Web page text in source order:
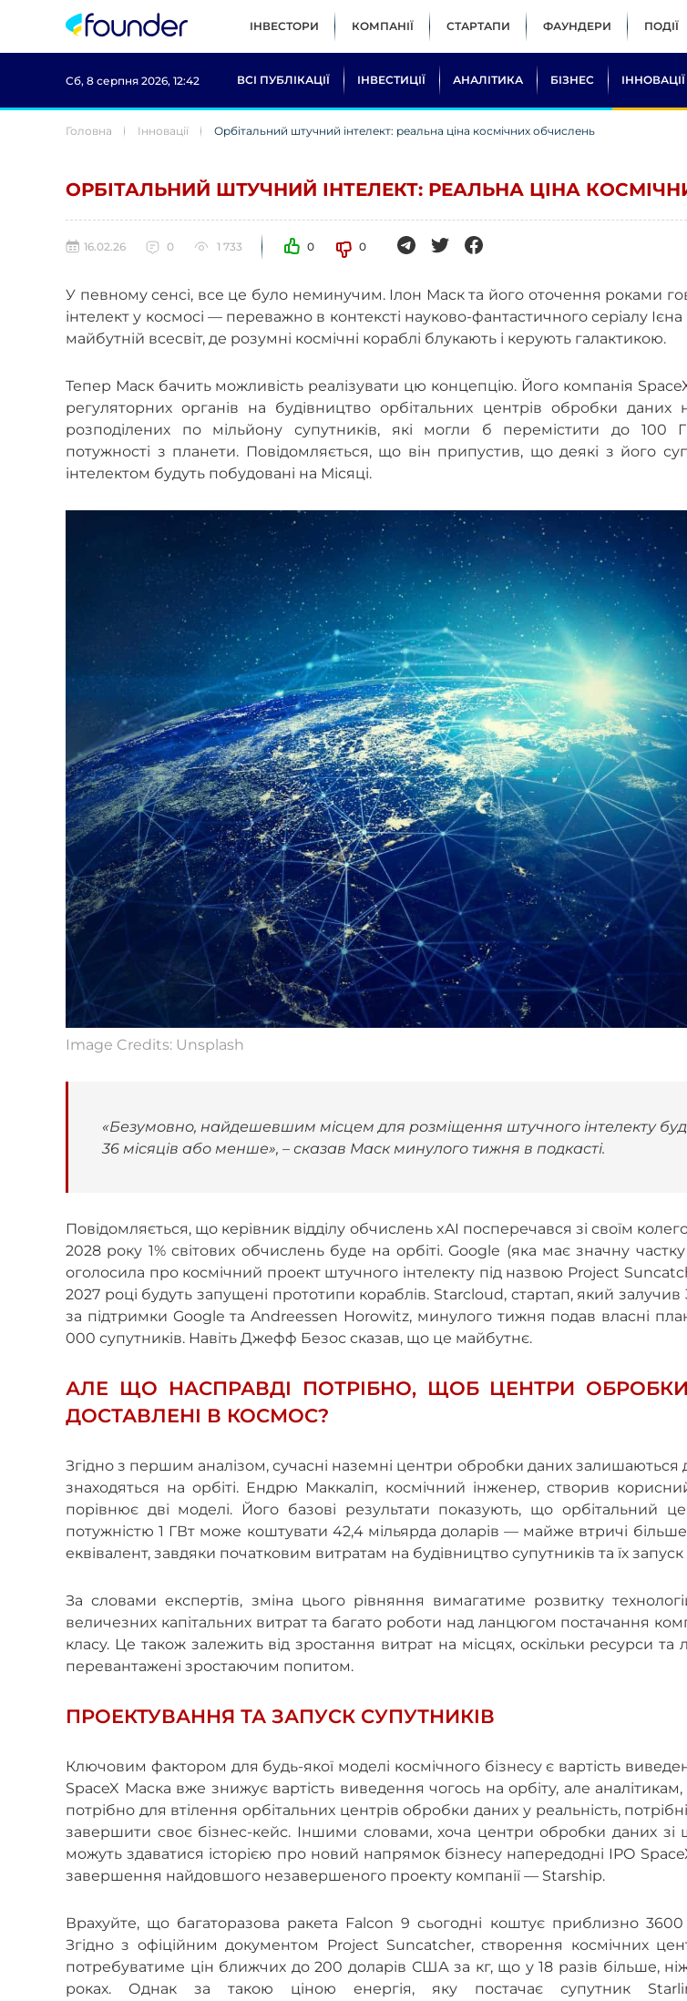
ІНВЕСТОРИ КОМПАНІЇ СТАРТАПИ ФАУНДЕРИ ПОДІЇ
Сб, 8 серпня 2026, 12:42 ВСІ ПУБЛІКАЦІЇ ІНВЕСТИЦІЇ АНАЛІТИКА БІЗНЕС ІННОВАЦІЇ
Головна Інновації Орбітальний штучний інтелект: реальна ціна космічних обчислень
ОРБІТАЛЬНИЙ ШТУЧНИЙ ІНТЕЛЕКТ: РЕАЛЬНА ЦІНА
16.02.26 0 1 733 0 0
У певному сенсі, все це було неминучим. Ілон Маск та його оточення роками
інтелект у космосі — переважно в контексті науково-фантастичного серіалу
майбутній всесвіт, де розумні космічні кораблі блукають і керують галактикою.
Тепер Маск бачить можливість реалізувати цю концепцію. Його компанія
регуляторних органів на будівництво орбітальних центрів обробки даних
розподілених по мільйону супутників, які могли б перемістити до 100
потужності з планети. Повідомляється, що він припустив, що деякі з його
інтелектом будуть побудовані на Місяці.
Image Credits: Unsplash
«Безумовно, найдешевшим місцем для розміщення штучного інтелекту
36 місяців або менше», – сказав Маск минулого тижня в подкасті.
Повідомляється, що керівник відділу обчислень xAI посперечався зі своїм
2028 року 1% світових обчислень буде на орбіті. Google (яка має значну
оголосила про космічний проект штучного інтелекту під назвою Project
2027 році будуть запущені прототипи кораблів. Starcloud, стартап, який залучив
за підтримки Google та Andreessen Horowitz, минулого тижня подав власні
000 супутників. Навіть Джефф Безос сказав, що це майбутнє.
АЛЕ ЩО НАСПРАВДІ ПОТРІБНО, ЩОБ ЦЕНТРИ
ДОСТАВЛЕНІ В КОСМОС?
Згідно з першим аналізом, сучасні наземні центри обробки даних
знаходяться на орбіті. Ендрю Маккаліп, космічний інженер, створив
порівнює дві моделі. Його базові результати показують, що орбітальний
потужністю 1 ГВт може коштувати 42,4 мільярда доларів — майже втричі
еквівалент, завдяки початковим витратам на будівництво супутників та їх запуск
За словами експертів, зміна цього рівняння вимагатиме розвитку
величезних капітальних витрат та багато роботи над ланцюгом постачання
класу. Це також залежить від зростання витрат на місцях, оскільки ресурси
перевантажені зростаючим попитом.
ПРОЕКТУВАННЯ ТА ЗАПУСК СУПУТНИКІВ
Ключовим фактором для будь-якої моделі космічного бізнесу є вартість
SpaceX Маска вже знижує вартість виведення чогось на орбіту, але
потрібно для втілення орбітальних центрів обробки даних у реальність,
завершити своє бізнес-кейс. Іншими словами, хоча центри обробки даних зі
можуть здаватися історією про новий напрямок бізнесу напередодні IPO
завершення найдовшого незавершеного проекту компанії — Starship.
Врахуйте, що багаторазова ракета Falcon 9 сьогодні коштує приблизно
Згідно з офіційним документом Project Suncatcher, створення космічних
потребуватиме цін ближчих до 200 доларів США за кг, що у 18 разів більше,
роках. Однак за такою ціною енергія, яку постачає супутник